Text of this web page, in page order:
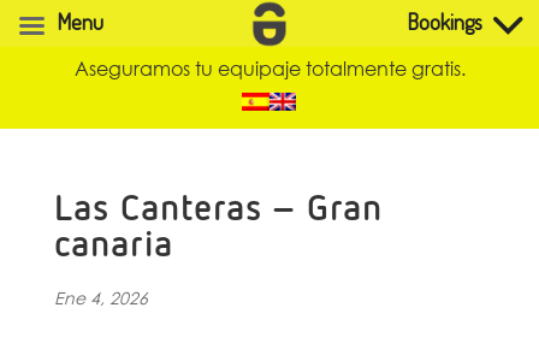
Aseguramos tu equipaje totalmente gratis.
Las Canteras – Gran
canaria
Ene 4, 2026
Menu Bookings